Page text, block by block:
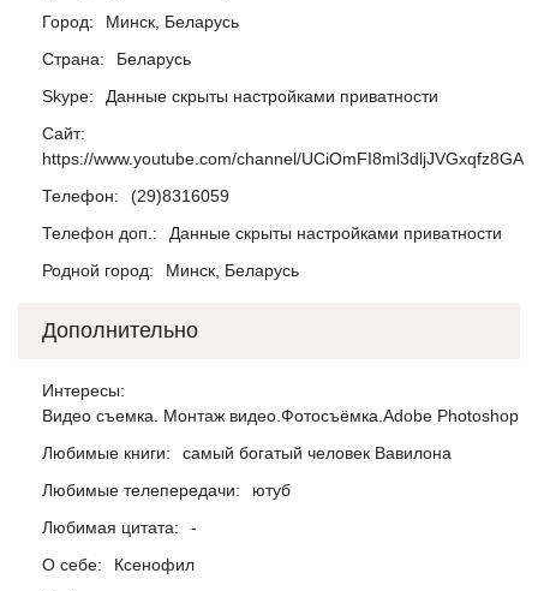
Город:
Минск, Беларусь
Страна:
Беларусь
Skype:
Данные скрыты настройками приватности
Сайт:
https://www.youtube.com/channel/UCiOmFI8ml3dljJVGxqfz8GA
Телефон:
(29)8316059
Телефон доп.:
Данные скрыты настройками приватности
Родной город:
Минск, Беларусь
Дополнительно
Интересы:
Видео съемка. Монтаж видео.Фотосъёмка.Adobe Photoshop
Любимые книги:
самый богатый человек Вавилона
Любимые телепередачи:
ютуб
Любимая цитата:
-
О себе:
Ксенофил